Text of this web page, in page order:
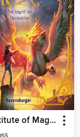
Royal Institute of Magic. Der Angriff der Dunkelelfen (Band 3 [ungekürzt])